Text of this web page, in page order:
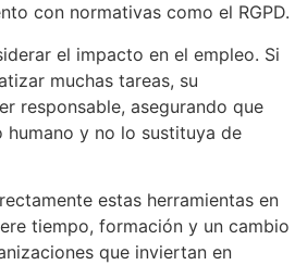
con normativas como el RGPD.
el impacto en el empleo. Si
muchas tareas, su
responsable, asegurando que
y no lo sustituya de
estas herramientas en
tiempo, formación y un cambio
que inviertan en